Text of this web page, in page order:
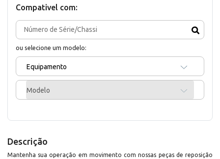
Compativel com:
ou selecione um modelo:
Equipamento
Modelo
Descrição
Mantenha sua operação em movimento com nossas peças de reposição